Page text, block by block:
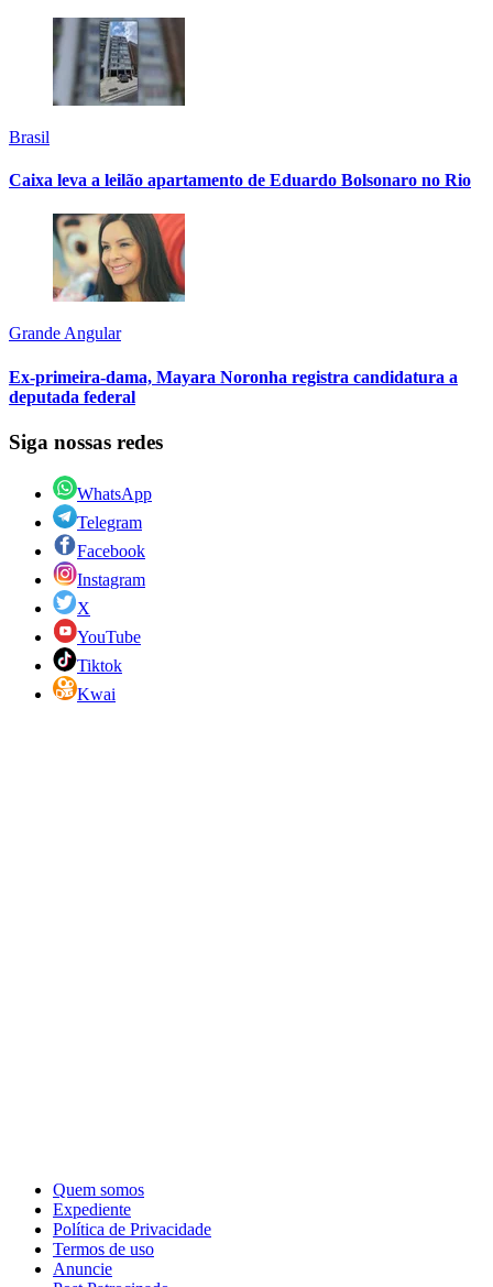
Brasil
Caixa leva a leilão apartamento de Eduardo Bolsonaro no Rio
Grande Angular
Ex-primeira-dama, Mayara Noronha registra candidatura a
deputada federal
Siga nossas redes
WhatsApp
Telegram
Facebook
Instagram
X
YouTube
Tiktok
Kwai
Quem somos
Expediente
Política de Privacidade
Termos de uso
Anuncie